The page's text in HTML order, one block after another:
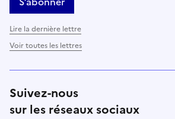
Lire la dernière lettre
Voir toutes les lettres
Suivez-nous
sur les réseaux sociaux